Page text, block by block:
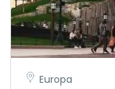
Europa